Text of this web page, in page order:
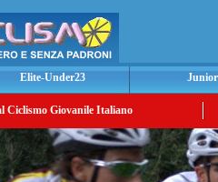
Elite-Under23
Ciclismo Giovanile Italiano